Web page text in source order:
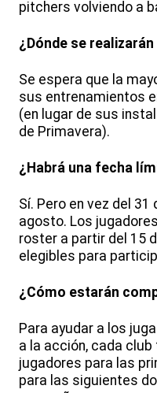
pitchers volviendo a
¿Dónde se
Se espera que la
sus entrenamientos
(en lugar de sus
de Primavera).
¿Habrá una fecha
Sí. Pero en vez del 31
agosto. Los
roster a partir del 15
elegibles para
¿Cómo estarán
Para ayudar a los
a la acción, cada
jugadores para las
para las siguientes